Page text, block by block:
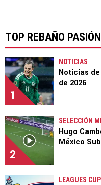
TOP REBAÑO PASIÓN
1
NOTICIAS
Noticias
de 2026
2
SELECCIÓN
Hugo
México
LEAGUES CUP